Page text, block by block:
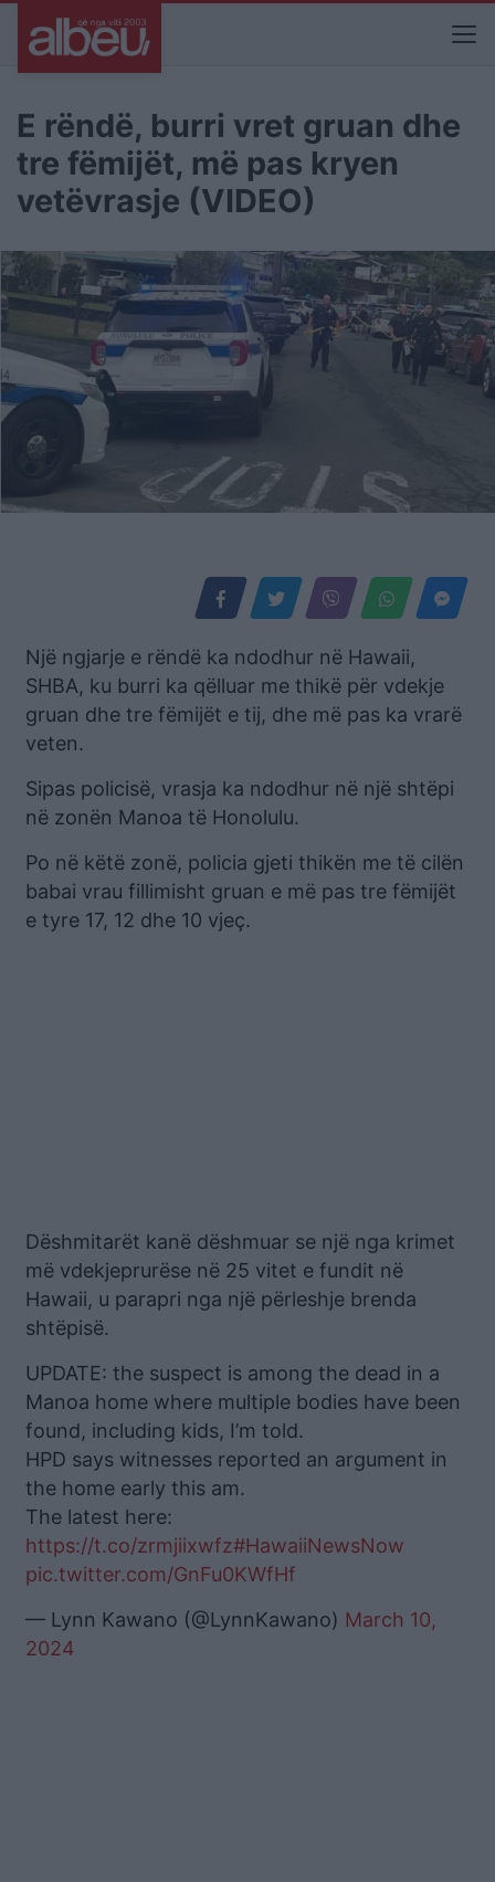
E rëndë, burri vret gruan dhe
tre fëmijët, më pas kryen
vetëvrasje (VIDEO)
Një ngjarje e rëndë ka ndodhur në Hawaii,
SHBA, ku burri ka qëlluar me thikë për vdekje
gruan dhe tre fëmijët e tij, dhe më pas ka vrarë
veten.
Sipas policisë, vrasja ka ndodhur në një shtëpi
në zonën Manoa të Honolulu.
Po në këtë zonë, policia gjeti thikën me të cilën
babai vrau fillimisht gruan e më pas tre fëmijët
e tyre 17, 12 dhe 10 vjeç.
Dëshmitarët kanë dëshmuar se një nga krimet
më vdekjeprurëse në 25 vitet e fundit në
Hawaii, u parapri nga një përleshje brenda
shtëpisë.
UPDATE: the suspect is among the dead in a
Manoa home where multiple bodies have been
found, including kids, I’m told.
HPD says witnesses reported an argument in
the home early this am.
The latest here:
https://t.co/zrmjiixwfz#HawaiiNewsNow
pic.twitter.com/GnFu0KWfHf
— Lynn Kawano (@LynnKawano) March 10,
2024